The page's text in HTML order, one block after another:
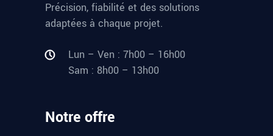
Précision, fiabilité et des solutions
adaptées à chaque projet.
Lun – Ven : 7h00 – 16h00
Sam : 8h00 – 13h00
Notre offre